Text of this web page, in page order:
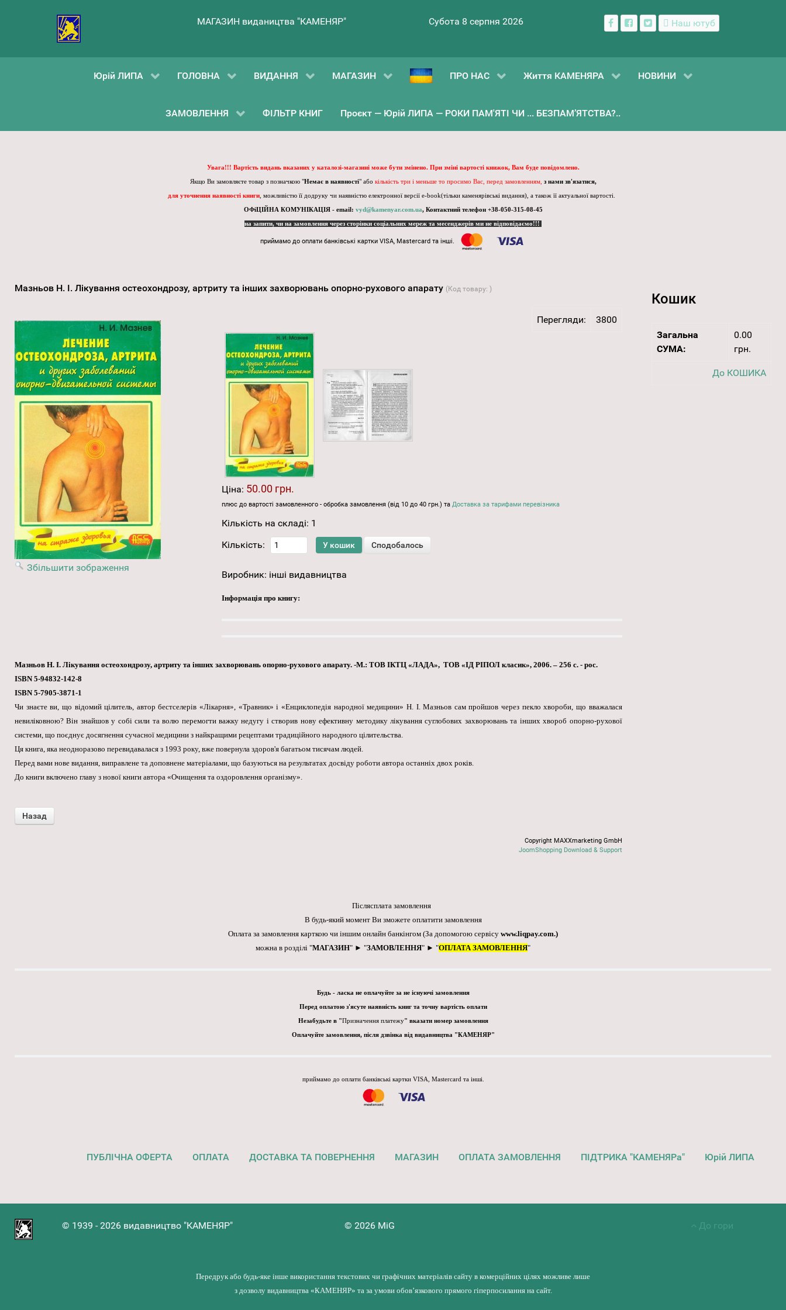
МАГАЗИН видаництва "КАМЕНЯР" Субота 8 серпня 2026 Наш ютуб
Юрій ЛИПА ГОЛОВНА ВИДАННЯ МАГАЗИН ПРО НАС Життя КАМЕНЯРА НОВИНИ
ЗАМОВЛЕННЯ ФІЛЬТР КНИГ Проєкт — Юрій ЛИПА — РОКИ ПАМ'ЯТІ ЧИ ... БЕЗПАМ’ЯТСТВА?..
Увага!!! Вартість видань вказаних у каталозі-магазині може бути змінено. При зміні вартості книжок, Вам буде повідомлено.
Якщо Ви замовляєте товар з позначкою "Немає в наявності" або кількість три і меньше то просимо Вас, перед замовленням, з нами зв'язатися,
для уточнення наявності книги, можливістю її додруку чи наявністю електронної версії e-book(тільки каменярівські видання), а також її актуальної вартості.
ОФіЦІЙНА КОМУНІКАЦІЯ - email: vyd@kamenyar.com.ua, Контактний телефон +38-050-315-08-45
на запити, чи на замовлення через сторінки соціальних мереж та месенджерів ми не відповідаємо!!!
приймамо до оплати банківські картки VISA, Mastercard та інші.
Мазньов Н. І. Лікування остеохондрозу, артриту та інших захворювань опорно-рухового апарату (Код товару: )
Перегляди: 3800
Збільшити зображення
Ціна: 50.00 грн.
плюс до вартості замовленного - обробка замовлення (від 10 до 40 грн.) та Доставка за тарифами перевізника
Кількість на складі: 1
Кількість:
Виробник: інші видавництва
Інформація про книгу:
Мазньов Н. І. Лікування остеохондрозу, артриту та інших захворювань опорно-рухового апарату. -М.: ТОВ ІКТЦ «ЛАДА», ТОВ «ІД РІПОЛ класик», 2006. – 256 с. - рос.
ISBN 5-94832-142-8
ISBN 5-7905-3871-1
Чи знаєте ви, що відомий цілитель, автор бестселерів «Лікарня», «Травник» і «Енциклопедія народної медицини» Н. І. Мазньов сам пройшов через пекло хвороби, що вважалася
невиліковною? Він знайшов у собі сили та волю перемогти важку недугу і створив нову ефективну методику лікування суглобових захворювань та інших хвороб опорно-рухової
системи, що поєднує досягнення сучасної медицини з найкращими рецептами традиційного народного цілительства.
Ця книга, яка неодноразово перевидавалася з 1993 року, вже повернула здоров'я багатьом тисячам людей.
Перед вами нове видання, виправлене та доповнене матеріалами, що базуються на результатах досвіду роботи автора останніх двох років.
До книги включено главу з нової книги автора «Очищення та оздоровлення організму».
Copyright MAXXmarketing GmbH
JoomShopping Download & Support
Кошик
Загальна
СУМА:
0.00
грн.
До КОШИКА
Післясплата замовлення
В будь-який момент Ви зможете оплатити замовлення
Оплата за замовлення карткою чи іншим онлайн банкінгом (За допомогою сервісу www.liqpay.com.)
можна в розділі "МАГАЗИН" ► "ЗАМОВЛЕННЯ" ► "ОПЛАТА ЗАМОВЛЕННЯ"
Будь - ласка не оплачуйте за не існуючі замовлення
Перед оплатою з'ясуте наявність книг та точну вартість оплати
Незабудьте в "Призначення платежу" вказати номер замовлення
Оплачуйте замовлення, після дзвінка від видавництва "КАМЕНЯР"
приймамо до оплати банківські картки VISA, Mastercard та інші.
ПУБЛІЧНА ОФЕРТА ОПЛАТА ДОСТАВКА ТА ПОВЕРНЕННЯ МАГАЗИН ОПЛАТА ЗАМОВЛЕННЯ ПІДТРИКА "КАМЕНЯРа" Юрій ЛИПА
© 1939 - 2026 видавництво "КАМЕНЯР" © 2026 MiG До гори
Передрук або будь-яке інше використання текстових чи графічних матеріалів сайту в комерційних цілях можливе лише
з дозволу видавництва «КАМЕНЯР» та за умови обов’язкового прямого гіперпосилання на сайт.